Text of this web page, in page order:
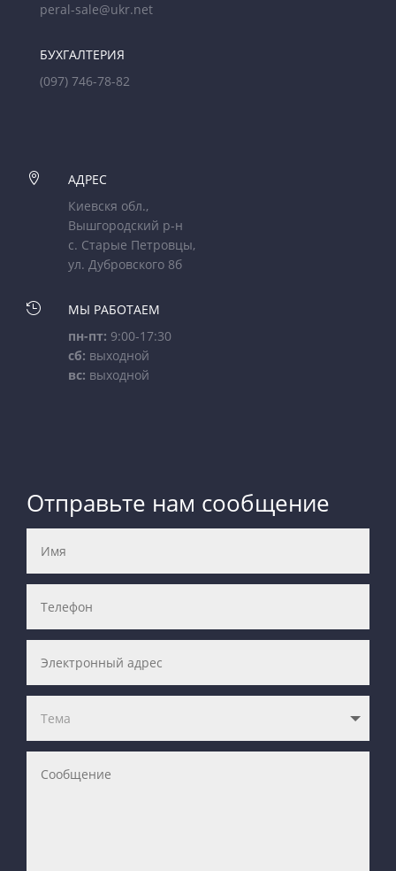
peral-sale@ukr.net
БУХГАЛТЕРИЯ
(097) 746-78-82

АДРЕС
Киевскя обл.,
Вышгородский р-н
с. Старые Петровцы,
ул. Дубровского 8б

МЫ РАБОТАЕМ
пн-пт: 9:00-17:30
сб: выходной
вс: выходной
Отправьте нам сообщение